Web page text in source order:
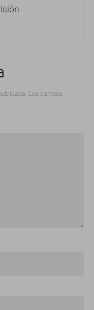
Los campos